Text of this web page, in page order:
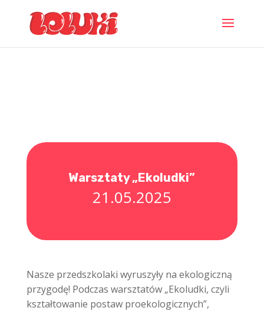
Warsztaty „Ekoludki”
21.05.2025
Nasze przedszkolaki wyruszyły na ekologiczną
przygodę! Podczas warsztatów „Ekoludki, czyli
kształtowanie postaw proekologicznych”,